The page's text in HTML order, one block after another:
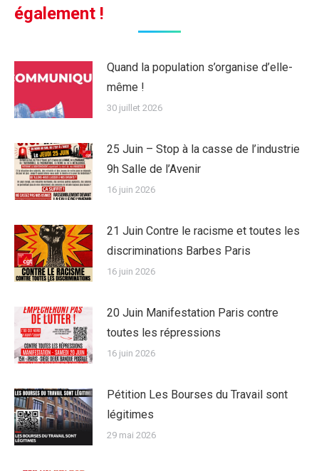
également !
Quand la population s’organise d’elle-
même !
30 juillet 2026
25 Juin – Stop à la casse de l’industrie
9h Salle de l’Avenir
16 juin 2026
21 Juin Contre le racisme et toutes les
discriminations Barbes Paris
16 juin 2026
20 Juin Manifestation Paris contre
toutes les répressions
16 juin 2026
Pétition Les Bourses du Travail sont
légitimes
29 mai 2026